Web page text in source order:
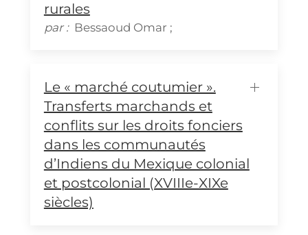
rurales
par : Bessaoud Omar ;
Le « marché coutumier ».
Transferts marchands et
conflits sur les droits fonciers
dans les communautés
d’Indiens du Mexique colonial
et postcolonial (XVIIIe-XIXe
siècles)